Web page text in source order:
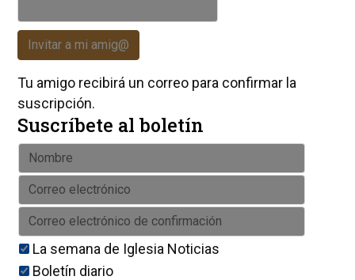
Invitar a mi amig@
Tu amigo recibirá un correo para confirmar la
suscripción.
Suscríbete al boletín
La semana de Iglesia Noticias
Boletín diario